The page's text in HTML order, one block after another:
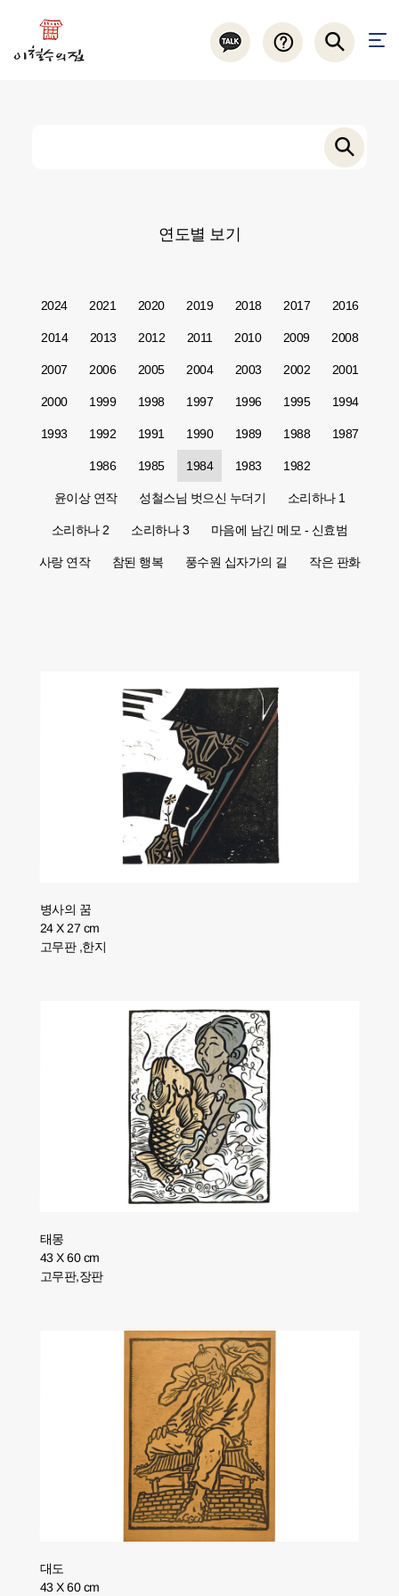
연도별 보기
2024 2021 2020 2019 2018 2017 2016
2014 2013 2012 2011 2010 2009 2008
2007 2006 2005 2004 2003 2002 2001
2000 1999 1998 1997 1996 1995 1994
1993 1992 1991 1990 1989 1988 1987
1986 1985 1984 1983 1982
윤이상 연작 성철스님 벗으신 누더기 소리하나 1
소리하나 2 소리하나 3 마음에 남긴 메모 - 신효범
사랑 연작 참된 행복 풍수원 십자가의 길 작은 판화
병사의 꿈
24 X 27 cm
고무판 ,한지
태몽
43 X 60 cm
고무판,장판
대도
43 X 60 cm